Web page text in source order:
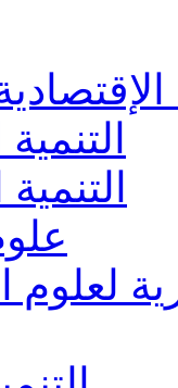
لعلوم